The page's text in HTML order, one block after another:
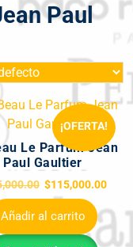
Paul
¡OFERTA!
Le Parfum Jean
Paul Gaultier
$115,000.00
Añadir al carrito